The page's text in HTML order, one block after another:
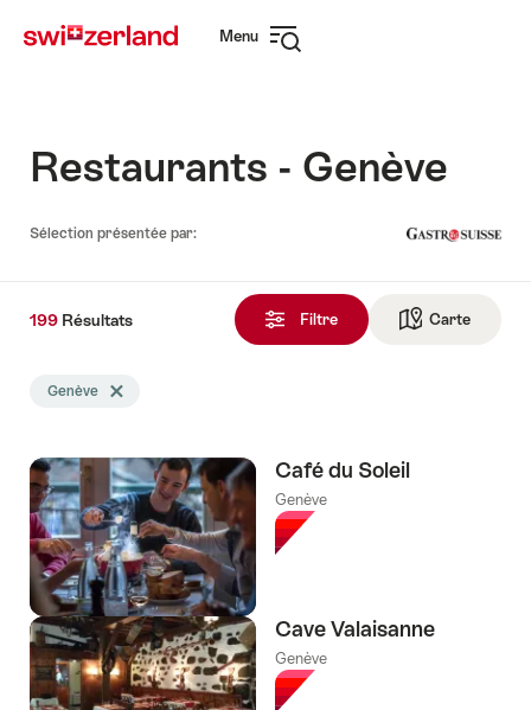
sur
rapide
Menu
Restaurants - Genève
Sélection présentée par:
Résultats
Filtre Carte
199 Résultats
recherche
filtrée
selon
tags
suivants
Genève Effacer le tag Genève
Café du Soleil
Genève
Cave Valaisanne
Genève